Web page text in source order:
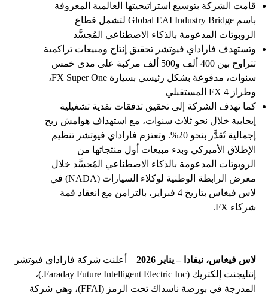
قامت الشركة بتوسيع استراتيجيتها العالمية المعروفة
باسم Global EAI Industry Bridge لتشمل قطاع
الروبوتات المدعومة بالذكاء الاصطناعي المُجسَّد
وتستهدف فاراداي فيوتشر تحقيق إنتاج ومبيعات تراكمية
تتراوح بين 400 ألف و500 ألف مركبة على مدى خمس
سنوات، مدفوعة بشكل رئيسي بسيارة FX Super One،
وطراز FX 4 المستقبلي
كما تهدف الشركة إلى تحقيق تدفقات نقدية تشغيلية
إيجابية خلال نحو ثلاث سنوات، مع استهداف هوامش ربح
إجمالية تُقدَّر بنحو 20%. وتعتزم فاراداي فيوتشر تنظيم
الإطلاق الأميركي وبدء مبيعات أول منتجاتها من
الروبوتات المدعومة بالذكاء الاصطناعي المُجسَّد خلال
معرض الرابطة الوطنية لوكلاء السيارات (NADA) في
لاس فيغاس بتاريخ 4 فبراير، بالتزامن مع انعقاد قمة
شركاء FX.
لاس فيغاس، نيفادا – يناير 2026
– أعلنت شركة فاراداي فيوتشر
إنتليجنت إلكتريك (Faraday Future Intelligent Electric Inc.)،
المدرجة في بورصة ناسداك تحت الرمز (FFAI)، وهي شركة